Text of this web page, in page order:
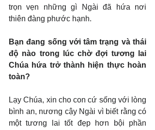
trọn vẹn những gì Ngài đã hứa nơi
thiên đàng phước hạnh.
Bạn đang sống với tâm trạng và thái
độ nào trong lúc chờ đợi tương lai
Chúa hứa trở thành hiện thực hoàn
toàn?
Lạy Chúa, xin cho con cứ sống với lòng
bình an, nương cậy Ngài vì biết rằng có
một tương lai tốt đẹp hơn bội phần